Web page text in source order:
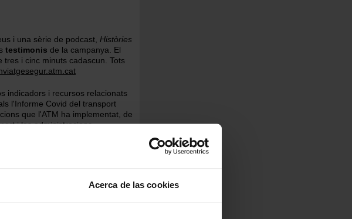
Acerca de las cookies
i una sèrie de podcast, Històries
testimonis de la campanya. El
i cinc minuts cadascun. Tots
indicadors i recursos relacionats
l'Informe Covid del transport
que l'ATM ha implementat, de
i les administracions